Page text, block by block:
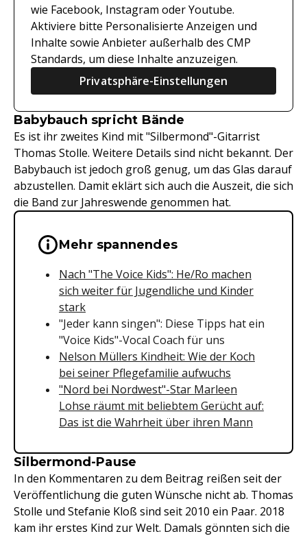
wie Facebook, Instagram oder Youtube.
Aktiviere bitte Personalisierte Anzeigen und
Inhalte sowie Anbieter außerhalb des CMP
Standards, um diese Inhalte anzuzeigen.
Privatsphäre-Einstellungen
Babybauch spricht Bände
Es ist ihr zweites Kind mit "Silbermond"-Gitarrist
Thomas Stolle. Weitere Details sind nicht bekannt. Der
Babybauch ist jedoch groß genug, um das Glas darauf
abzustellen. Damit eklärt sich auch die Auszeit, die sich
die Band zur Jahreswende genommen hat.
Wichtige Hinweise &
Mehr spannendes
Nach "The Voice Kids": He/Ro machen
sich weiter für Jugendliche und Kinder
stark
"Jeder kann singen": Diese Tipps hat ein
"Voice Kids"-Vocal Coach für uns
Nelson Müllers Kindheit: Wie der Koch
bei seiner Pflegefamilie aufwuchs
"Nord bei Nordwest"-Star Marleen
Lohse räumt mit beliebtem Gerücht auf:
Das ist die Wahrheit über ihren Mann
Silbermond-Pause
In den Kommentaren zu dem Beitrag reißen seit der
Veröffentlichung die guten Wünsche nicht ab. Thomas
Stolle und Stefanie Kloß sind seit 2010 ein Paar. 2018
kam ihr erstes Kind zur Welt. Damals gönnten sich die